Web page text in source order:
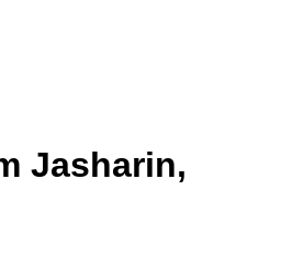
Jasharin,